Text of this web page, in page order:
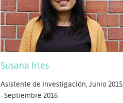
Susana Irles
Asistente de Investigación, Junio 2015
- Septiembre 2016